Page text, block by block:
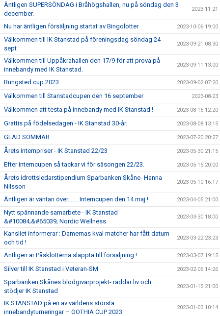
Äntligen SUPERSÖNDAG i Bråhögshallen, nu på söndag den 3
december.
2023-11-21
Nu har äntligen försäljning startat av Bingolotter 2023-10-06 19:00
Välkommen till IK Stanstad på föreningsdag söndag 24
sept
2023-09-21 08:30
Välkommen till Uppåkrahallen den 17/9 för att prova på
innebandy med IK Stanstad.
2023-09-11 13:00
Rungsted cup 2023 2023-09-02 07:20
Välkommen till Stanstadcupen den 16 september 2023-08-23
Välkommen att testa på innebandy med IK Stanstad ! 2023-08-16 12:20
Grattis på födelsedagen - IK Stanstad 30-år. 2023-08-08 13:15
GLAD SOMMAR 2023-07-20 20:27
Årets internpriser - IK Stanstad 22/23 2023-05-30 21:15
Efter interncupen så tackar vi för säsongen 22/23. 2023-05-15 20:00
Årets idrottsledarstipendium Sparbanken Skåne- Hanna
Nilsson
2023-05-10 16:17
Äntligen är väntan över....... Interncupen den 14 maj ! 2023-04-05 21:00
Nytt spännande samarbete - IK Stanstad
&#10084;&#65039; Nordic Wellness
2023-03-30 18:00
Kansliet informerar : Damernas kval matcher har fått datum
och tid !
2023-03-22 23:23
Äntligen är Påsklotterna släppta till försäljning ! 2023-03-07 19:15
Silver till IK Stanstad i Veteran-SM 2023-02-06 14:26
Sparbanken Skånes blodgivarprojekt- räddar liv och
stödjer IK Stanstad
2023-01-15 21:00
IK STANSTAD på en av världens största
innebandyturneringar – GOTHIA CUP 2023
2023-01-03 10:14